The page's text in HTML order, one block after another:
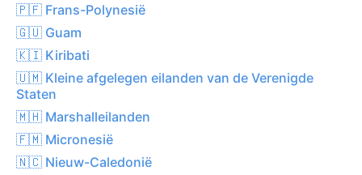
🇵🇫 Frans-Polynesië
🇬🇺 Guam
🇰🇮 Kiribati
🇺🇲 Kleine afgelegen eilanden van de Verenigde
Staten
🇲🇭 Marshalleilanden
🇫🇲 Micronesië
🇳🇨 Nieuw-Caledonië